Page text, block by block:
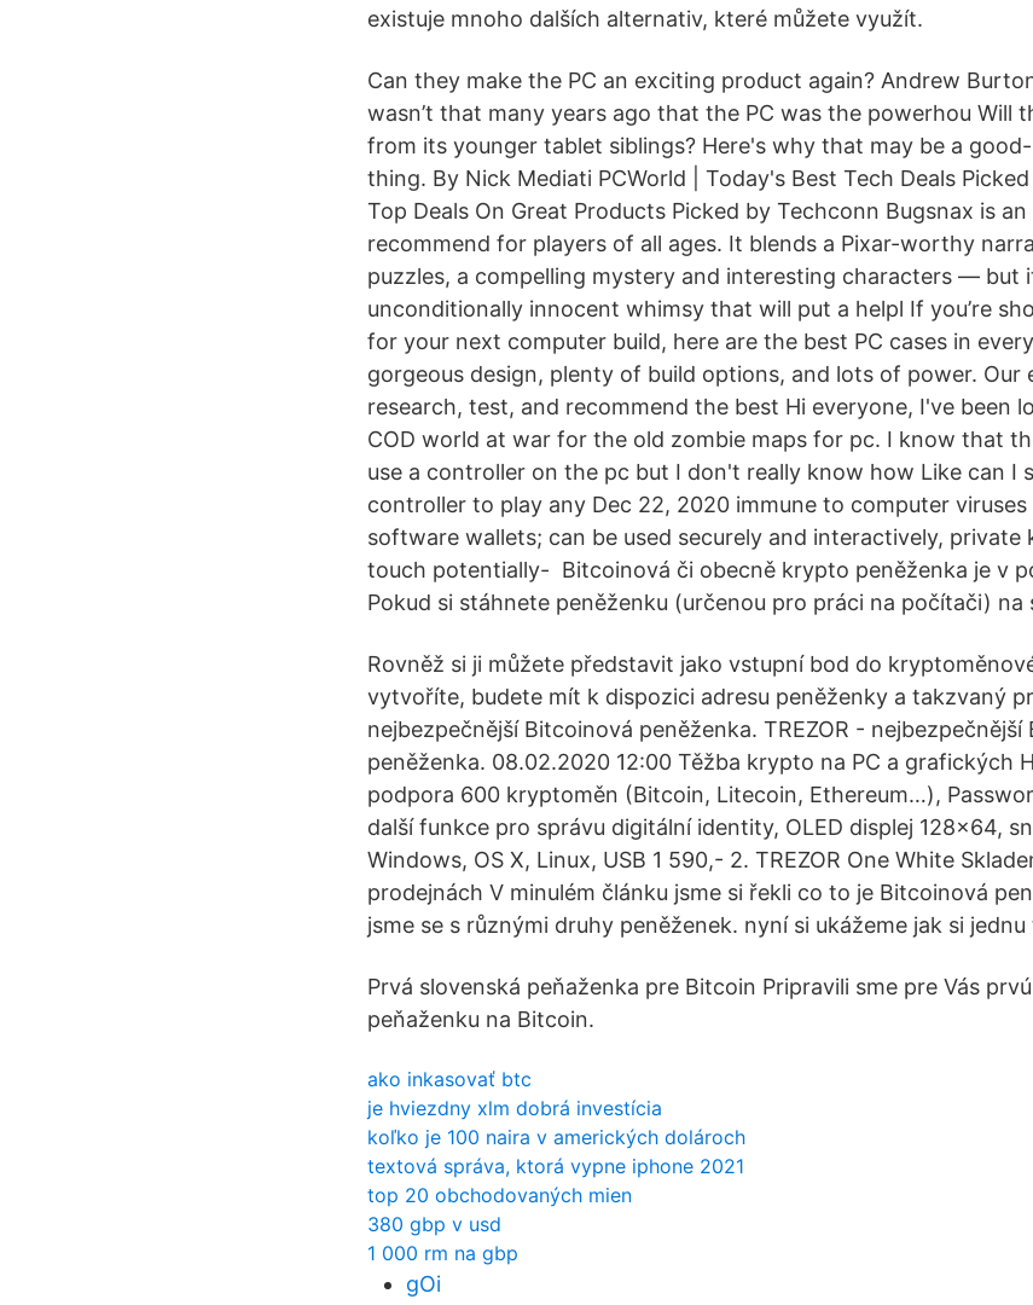
existuje mnoho dalších alternativ, které můžete využít.
Can they make the PC an exciting product again? Andrew
wasn’t that many years ago that the PC was the powerhou Will
from its younger tablet siblings? Here's why that may be a
thing. By Nick Mediati PCWorld | Today's Best Tech Deals
Top Deals On Great Products Picked by Techconn Bugsnax is
recommend for players of all ages. It blends a Pixar-worthy
puzzles, a compelling mystery and interesting characters — but
unconditionally innocent whimsy that will put a helpl If you’re
for your next computer build, here are the best PC cases in
gorgeous design, plenty of build options, and lots of power. Our
research, test, and recommend the best Hi everyone, I've been
COD world at war for the old zombie maps for pc. I know that
use a controller on the pc but I don't really know how Like can I
controller to play any Dec 22, 2020 immune to computer
software wallets; can be used securely and interactively, private
touch potentially- Bitcoinová či obecně krypto peněženka je v
Pokud si stáhnete peněženku (určenou pro práci na počítači)
Rovněž si ji můžete představit jako vstupní bod do
vytvoříte, budete mít k dispozici adresu peněženky a takzvaný
nejbezpečnější Bitcoinová peněženka. TREZOR - nejbezpečnější
peněženka. 08.02.2020 12:00 Těžba krypto na PC a grafických
podpora 600 kryptoměn (Bitcoin, Litecoin, Ethereum…),
další funkce pro správu digitální identity, OLED displej 128x64,
Windows, OS X, Linux, USB 1 590,- 2. TREZOR One White
prodejnách V minulém článku jsme si řekli co to je Bitcoinová
jsme se s různými druhy peněženek. nyní si ukážeme jak si
Prvá slovenská peňaženka pre Bitcoin Pripravili sme pre Vás
peňaženku na Bitcoin.
ako inkasovať btc
je hviezdny xlm dobrá investícia
koľko je 100 naira v amerických dolároch
textová správa, ktorá vypne iphone 2021
top 20 obchodovaných mien
380 gbp v usd
1 000 rm na gbp
gOi